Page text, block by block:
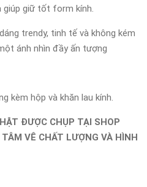
giúp giữ tốt form kính.
trendy, tinh tế và không kém
ánh nhìn đầy ấn tượng
kèm hộp và khăn lau kính.
ĐƯỢC CHỤP TẠI SHOP
VÊ CHẤT LƯỢNG VÀ HÌNH